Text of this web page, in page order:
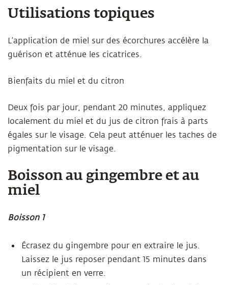
Utilisations topiques
L’application de miel sur des écorchures accélère la
guérison et atténue les cicatrices.
Bienfaits du miel et du citron
Deux fois par jour, pendant 20 minutes, appliquez
localement du miel et du jus de citron frais à parts
égales sur le visage. Cela peut atténuer les taches de
pigmentation sur le visage.
Boisson au gingembre et au
miel
Boisson 1
Écrasez du gingembre pour en extraire le jus.
Laissez le jus reposer pendant 15 minutes dans
un récipient en verre.